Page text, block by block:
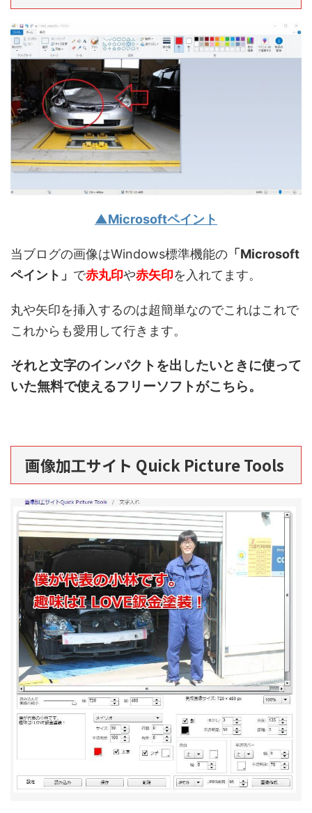
▲Microsoftペイント
当ブログの画像はWindows標準機能の 「Microsoft
ペイント」 で赤丸印や赤矢印を入れてます。
丸や矢印を挿入するのは超簡単なのでこれはこれで
これからも愛用して行きます。
それと文字のインパクトを出したいときに使って
いた無料で使えるフリーソフトがこちら。
画像加工サイト Quick Picture Tools